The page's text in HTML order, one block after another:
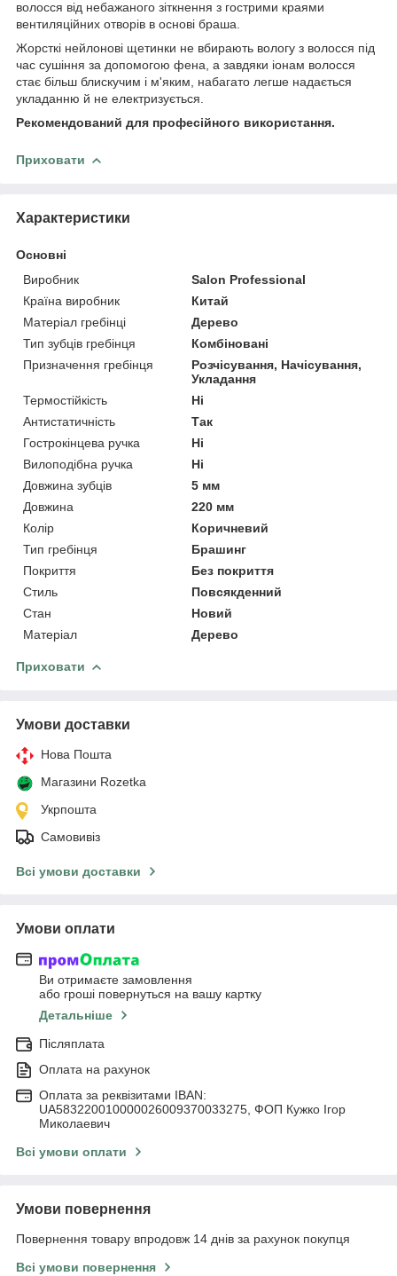
волосся від небажаного зіткнення з гострими краями
вентиляційних отворів в основі браша.
Жорсткі нейлонові щетинки не вбирають вологу з волосся під
час сушіння за допомогою фена, а завдяки іонам волосся
стає більш блискучим і м'яким, набагато легше надається
укладанню й не електризується.
Рекомендований для професійного використання.
Приховати
Характеристики
Основні
Виробник
Salon Professional
Країна виробник
Китай
Матеріал гребінці
Дерево
Тип зубців гребінця
Комбіновані
Призначення гребінця
Розчісування, Начісування,
Укладання
Термостійкість
Ні
Антистатичність
Так
Гострокінцева ручка
Ні
Вилоподібна ручка
Ні
Довжина зубців
5 мм
Довжина
220 мм
Колір
Коричневий
Тип гребінця
Брашинг
Покриття
Без покриття
Стиль
Повсякденний
Стан
Новий
Матеріал
Дерево
Приховати
Умови доставки
Нова Пошта
Магазини Rozetka
Укрпошта
Самовивіз
Всі умови доставки
Умови оплати
Ви отримаєте замовлення
або гроші повернуться на вашу картку
Детальніше
Післяплата
Оплата на рахунок
Оплата за реквізитами IBAN:
UA583220010000026009370033275, ФОП Кужко Ігор
Миколаевич
Всі умови оплати
Умови повернення
Повернення товару впродовж 14 днів за рахунок покупця
Всі умови повернення